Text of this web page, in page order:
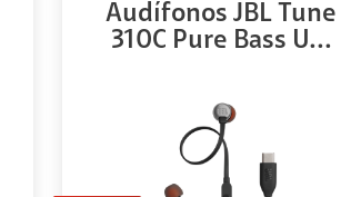
Audífonos JBL Tune
310C Pure Bass U...